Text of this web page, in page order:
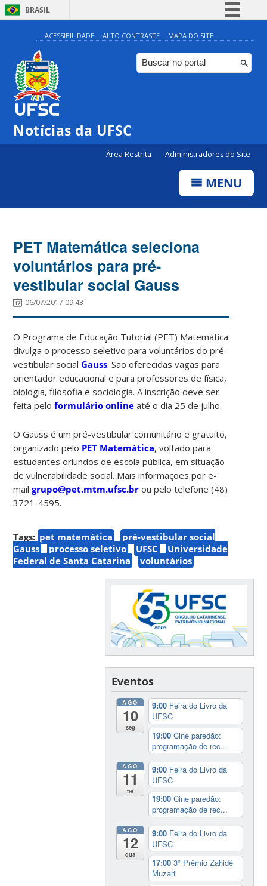
BRASIL
Simplifique!
Comunica BR
Participe
ACESSIBILIDADE ALTO CONTRASTE MAPA DO SITE
Notícias da UFSC
Área Restrita Administradores do Site
MENU
PET Matemática seleciona
voluntários para pré-
vestibular social Gauss
06/07/2017 09:43
O Programa de Educação Tutorial (PET) Matemática
divulga o processo seletivo para voluntários do pré-
vestibular socialGauss. São oferecidas vagas para
orientador educacional e para professores de física,
biologia, filosofia e sociologia. A inscrição deve ser
feita peloformulário online até o dia 25 de julho.
O Gauss é um pré-vestibular comunitário e gratuito,
organizado pelo PET Matemática, voltado para
estudantes oriundos de escola pública, em situação
de vulnerabilidade social. Mais informações por e-
mailgrupo@pet.mtm.ufsc.br ou pelo telefone (48)
3721-4595.
Tags: pet matemática
pré-vestibular social
Gauss
processo seletivo UFSC
Universidade
Federal de Santa Catarina
voluntários
Eventos
AGO
10
seg
9:00 Feira do Livro da
UFSC
19:00Cine paredão:
programação de rec...
AGO
11
ter
9:00 Feira do Livro da
UFSC
19:00Cine paredão:
programação de rec...
AGO
12
qua
9:00 Feira do Livro da
UFSC
17:003º Prêmio Zahidé
Muzart